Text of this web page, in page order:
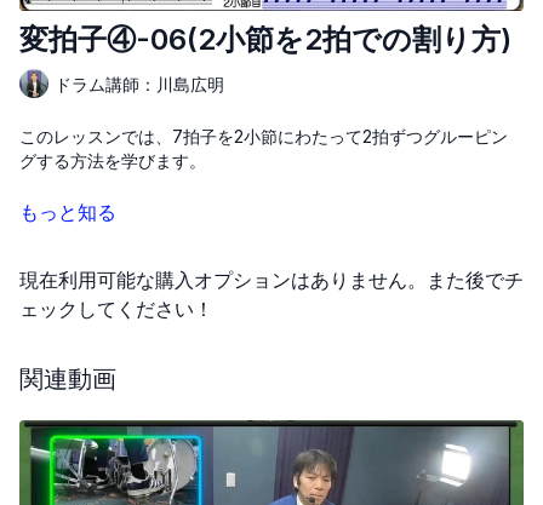
変拍子④-06(2小節を2拍での割り方)
ドラム講師：川島広明
このレッスンでは、7拍子を2小節にわたって2拍ずつグルーピン
グする方法を学びます。
この方法では、フレーズが1小節目から2小節目にかけて反転する
自然に覚えるまで繰り返し、リズム感を身につけることが目標で
す。
もっと知る
現在利用可能な購入オプションはありません。また後でチ
ェックしてください！
関連動画